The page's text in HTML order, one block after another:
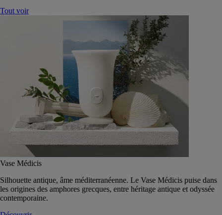
Tout voir
Vase Médicis
Silhouette antique, âme méditerranéenne. Le Vase Médicis puise dans
les origines des amphores grecques, entre héritage antique et odyssée
contemporaine.